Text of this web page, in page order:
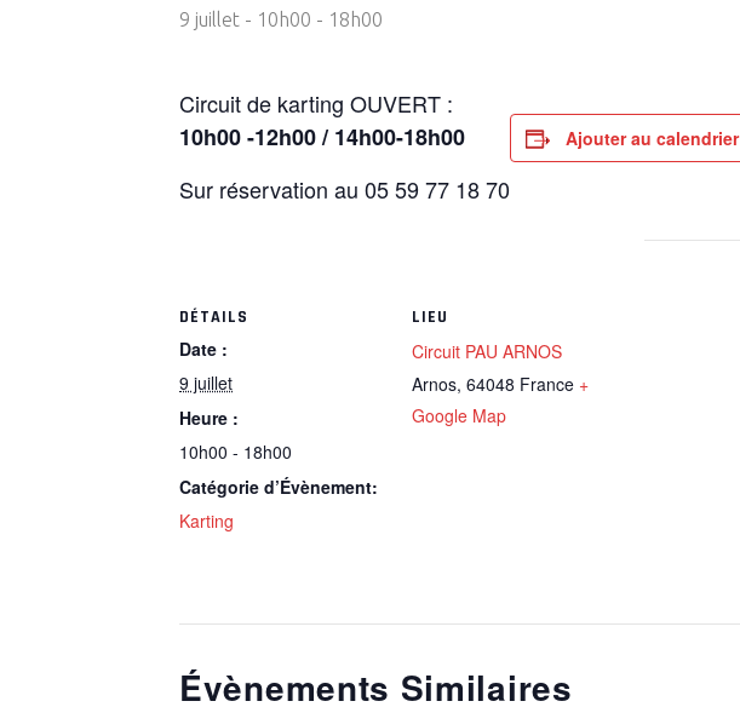
9 juillet - 10h00 - 18h00
Circuit de karting OUVERT :
10h00 -12h00 / 14h00-18h00
Sur réservation au 05 59 77 18 70
Ajouter au calendrier
DÉTAILS
Date :
9 juillet
Heure :
10h00 - 18h00
Catégorie d’Évènement:
Karting
LIEU
Circuit PAU ARNOS
Arnos, 64048 France +
Google Map
Évènements Similaires